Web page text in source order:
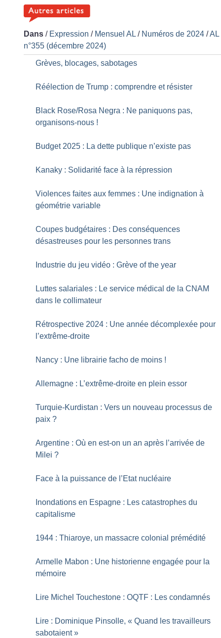
Dans / Expression / Mensuel AL/ Numéros de 2024 /AL
n°355 (décembre 2024)
Grèves, blocages, sabotages
Réélection de Trump : comprendre et résister
Black Rose/Rosa Negra : Ne paniquons pas,
organisons-nous !
Budget 2025 : La dette publique n’existe pas
Kanaky : Solidarité face à la répression
Violences faites aux femmes : Une indignation à
géométrie variable
Coupes budgétaires : Des conséquences
désastreuses pour les personnes trans
Industrie du jeu vidéo : Grève of the year
Luttes salariales : Le service médical de la CNAM
dans le collimateur
Rétrospective 2024 : Une année décomplexée pour
l’extrême-droite
Nancy : Une librairie facho de moins !
Allemagne : L’extrême-droite en plein essor
Turquie-Kurdistan : Vers un nouveau processus de
paix ?
Argentine : Où en est-on un an après l’arrivée de
Milei ?
Face à la puissance de l’Etat nucléaire
Inondations en Espagne : Les catastrophes du
capitalisme
1944 : Thiaroye, un massacre colonial prémédité
Armelle Mabon : Une historienne engagée pour la
mémoire
Lire Michel Touchestone : OQTF : Les condamnés
Lire : Dominique Pinsolle, « Quand les travailleurs
sabotaient »